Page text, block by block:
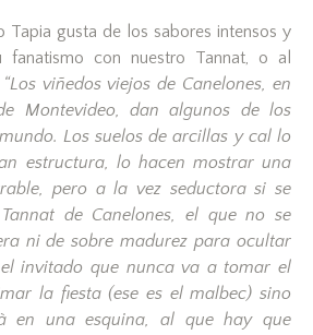
Tapia gusta de los sabores intensos y
con nuestro Tannat, o al
“Los viñedos viejos de Canelones, en
Montevideo, dan algunos de los
Los suelos de arcillas y cal lo
estructura, lo hacen mostrar una
pero a la vez seductora si se
de Canelones, el que no se
ni de sobre madurez para ocultar
invitado que nunca va a tomar el
la fiesta (ese es el malbec) sino
en una esquina, al que hay que